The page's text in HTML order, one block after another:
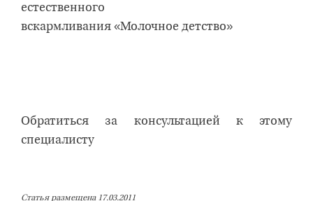
естественного
вскармливания «Молочное детство»
Обратиться за консультацией к этому
специалисту
Статья размещена 17.03.2011